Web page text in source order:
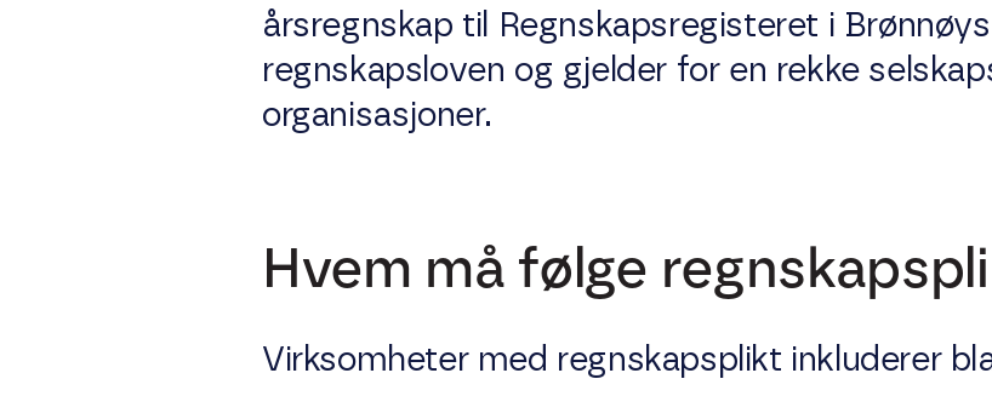
årsregnskap til Regnskapsregisteret i
regnskapsloven og gjelder for en rekke
organisasjoner.
Hvem må følge
Virksomheter med regnskapsplikt inkluderer